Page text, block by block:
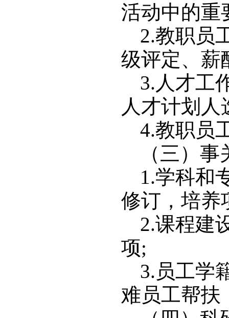
活动中的重
2.教职员
级评定、薪
3.人才工
人才计划
4.教职员
（三）
1.学科和
修订，培养
2.课程建
项;
3.员工学
难员工帮扶